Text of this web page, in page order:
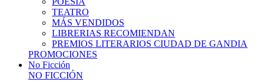
TEATRO
MÁS VENDIDOS
LIBRERIAS RECOMIENDAN
PREMIOS LITERARIOS CIUDAD DE GANDIA
PROMOCIONES
No Ficción
NO FICCIÓN